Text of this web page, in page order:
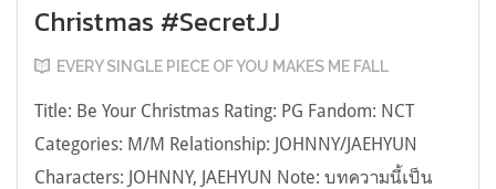
Christmas #SecretJJ
EVERY SINGLE PIECE OF YOU MAKES ME FALL
Title: Be Your Christmas Rating: PG Fandom: NCT
Categories: M/M Relationship: JOHNNY/JAEHYUN
Characters: JOHNNY, JAEHYUN Note: บทความนี้เป็น